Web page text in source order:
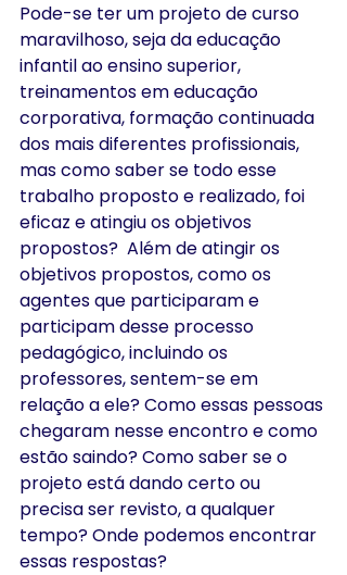
Pode-se ter um projeto de curso
maravilhoso, seja da educação
infantil ao ensino superior,
treinamentos em educação
corporativa, formação continuada
dos mais diferentes profissionais,
mas como saber se todo esse
trabalho proposto e realizado, foi
eficaz e atingiu os objetivos
propostos?  Além de atingir os
objetivos propostos, como os
agentes que participaram e
participam desse processo
pedagógico, incluindo os
professores, sentem-se em
relação a ele? Como essas pessoas
chegaram nesse encontro e como
estão saindo? Como saber se o
projeto está dando certo ou
precisa ser revisto, a qualquer
tempo? Onde podemos encontrar
essas respostas?